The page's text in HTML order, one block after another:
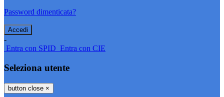
Password dimenticata?
-
Entra con SPID Entra con CIE
Seleziona utente
button close ×